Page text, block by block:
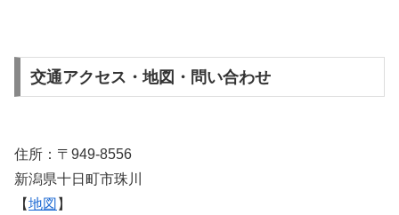
交通アクセス・地図・問い合わせ
住所：〒949-8556
新潟県十日町市珠川
【地図 】